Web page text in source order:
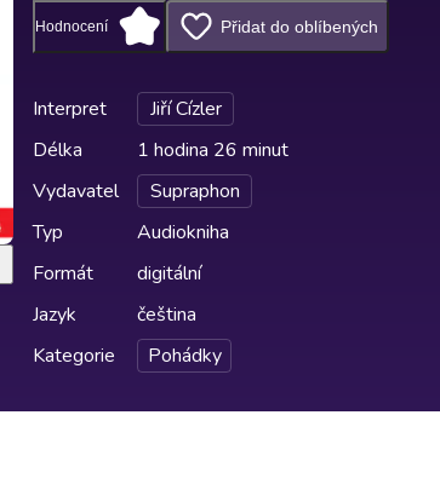
Hodnocení Přidat do oblíbených
Interpret
Jiří Cízler
Délka
1 hodina 26 minut
Vydavatel
Supraphon
Typ
Audiokniha
Formát
digitální
Jazyk
čeština
Kategorie
Pohádky